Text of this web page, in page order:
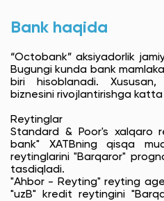
Bank haqida
“Octobank” aksiyadorlik
Bugungi kunda bank
biri hisoblanadi.
biznesini rivojlantirishga
Reytinglar
Standard & Poor's xalqaro
bank" XATBning qisqa
reytinglarini "Barqaror"
tasdiqladi.
"Ahbor - Reyting" reyting
"uzB" kredit reytingini